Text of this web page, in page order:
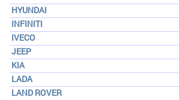
HYUNDAI
INFINITI
IVECO
JEEP
KIA
LADA
LAND ROVER